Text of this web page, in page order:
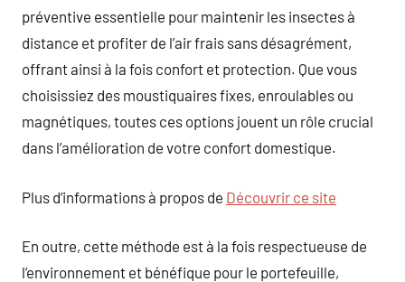
préventive essentielle pour maintenir les insectes à
distance et profiter de l’air frais sans désagrément,
offrant ainsi à la fois confort et protection. Que vous
choisissiez des moustiquaires fixes, enroulables ou
magnétiques, toutes ces options jouent un rôle crucial
dans l’amélioration de votre confort domestique.
Plus d’informations à propos de Découvrir ce site
En outre, cette méthode est à la fois respectueuse de
l’environnement et bénéfique pour le portefeuille,